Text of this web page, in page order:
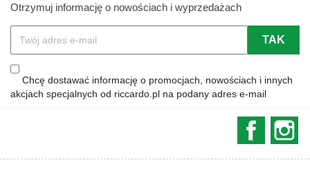
Otrzymuj informację o nowościach i wyprzedażach
Chcę dostawać informację o promocjach, nowościach i innych
akcjach specjalnych od riccardo.pl na podany adres e-mail